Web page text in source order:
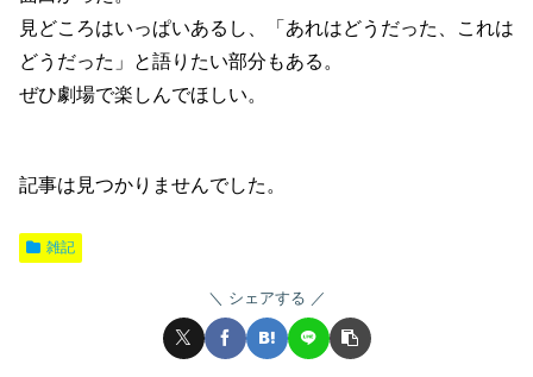
見どころはいっぱいあるし、「あれはどうだった、これは
どうだった」と語りたい部分もある。
ぜひ劇場で楽しんでほしい。
記事は見つかりませんでした。
雑記
シェアする